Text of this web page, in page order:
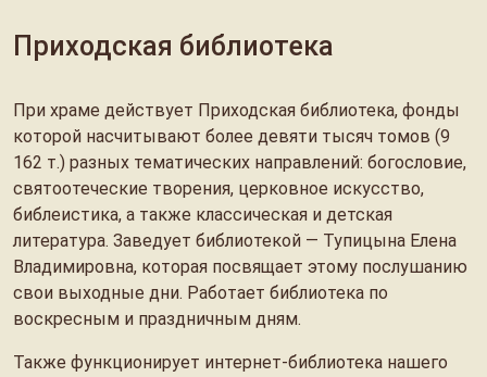
Приходская библиотека
При храме действует Приходская библиотека, фонды
которой насчитывают более девяти тысяч томов (9
162 т.) разных тематических направлений: богословие,
святоотеческие творения, церковное искусство,
библеистика, а также классическая и детская
литература. Заведует библиотекой — Тупицына Елена
Владимировна, которая посвящает этому послушанию
свои выходные дни. Работает библиотека по
воскресным и праздничным дням.
Также функционирует интернет-библиотека нашего